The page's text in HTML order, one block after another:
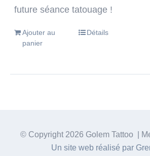
future séance tatouage !
Ajouter au
panier
Détails
© Copyright 2026 Golem Tattoo |
Un site web réalisé par